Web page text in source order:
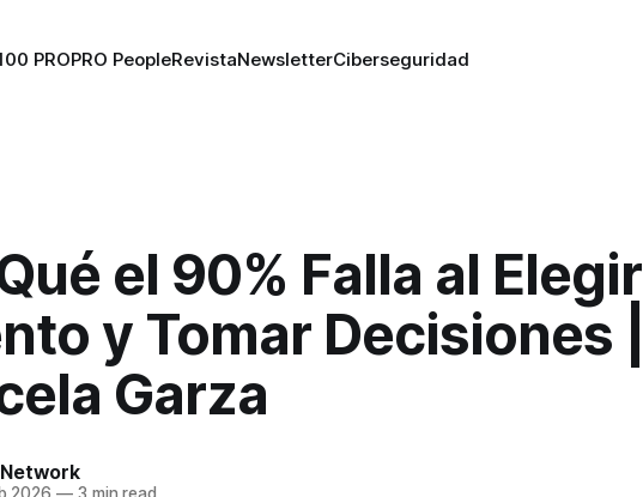
PROPRO PeopleRevistaNewsletterCiberseguridad
el 90% Falla al Elegir
y Tomar Decisiones |
Garza
Network
2026 —3 min read